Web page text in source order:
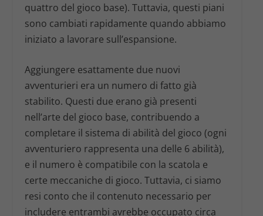
quattro del gioco base). Tuttavia, questi piani
sono cambiati rapidamente quando abbiamo
iniziato a lavorare sull’espansione.
Aggiungere esattamente due nuovi
avventurieri era un numero di fatto già
stabilito. Questi due erano già presenti
nell’arte del gioco base, contribuendo a
completare il sistema di abilità del gioco (ogni
avventuriero rappresenta una delle 6 abilità),
e il numero è compatibile con la scatola e
certe meccaniche di gioco. Tuttavia, ci siamo
resi conto che il contenuto necessario per
includere entrambi avrebbe occupato circa